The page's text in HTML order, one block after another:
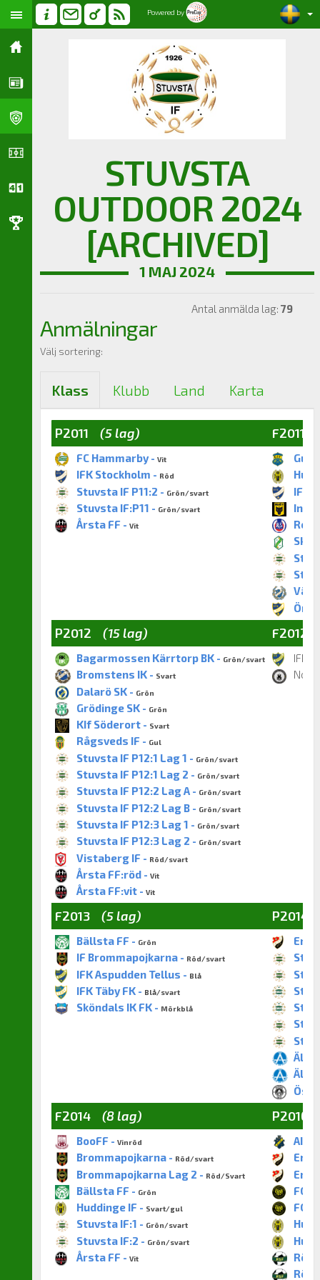
Powered by
STUVSTA
OUTDOOR 2024
[ARCHIVED]
1 MAJ 2024
Anmälningar
Antal anmälda lag: 79
Välj sortering:
Klass Klubb Land Karta
P2011 (5 lag) F2011
FC Hammarby - Vit
IFK Stockholm - Röd
Stuvsta IF P11:2 - Grön/svart
Stuvsta IF:P11 - Grön/svart
Årsta FF - Vit
IFK
Skå
P2012 (15 lag) F2012
Bagarmossen Kärrtorp BK - Grön/svart
Bromstens IK - Svart
Dalarö SK - Grön
Grödinge SK - Grön
KIf Söderort - Svart
Rågsveds IF - Gul
Stuvsta IF P12:1 Lag 1 - Grön/svart
Stuvsta IF P12:1 Lag 2 - Grön/svart
Stuvsta IF P12:2 Lag A - Grön/svart
Stuvsta IF P12:2 Lag B - Grön/svart
Stuvsta IF P12:3 Lag 1 - Grön/svart
Stuvsta IF P12:3 Lag 2 - Grön/svart
Vistaberg IF - Röd/svart
Årsta FF:röd - Vit
Årsta FF:vit - Vit
IFK
F2013 (5 lag) P2014
Bällsta FF - Grön
IF Brommapojkarna - Röd/svart
IFK Aspudden Tellus - Blå
IFK Täby FK - Blå/svart
Sköndals IK FK - Mörkblå
F2014 (8 lag) P2016
BooFF - Vinröd
Brommapojkarna - Röd/svart
Brommapojkarna Lag 2 - Röd/Svart
Bällsta FF - Grön
Huddinge IF - Svart/gul
Stuvsta IF:1 - Grön/svart
Stuvsta IF:2 - Grön/svart
Årsta FF - Vit
AIK
FC
FC